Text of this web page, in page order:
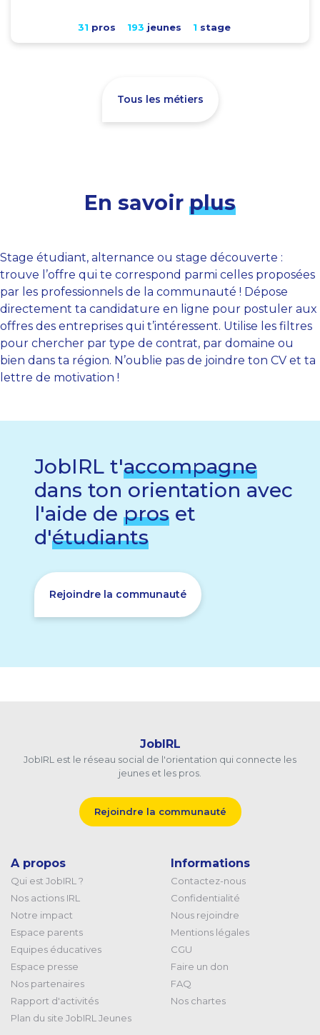
31 pros 193 jeunes 1 stage
Tous les métiers
En savoir plus
Stage étudiant, alternance ou stage découverte :
trouve l’offre qui te correspond parmi celles proposées
par les professionnels de la communauté ! Dépose
directement ta candidature en ligne pour postuler aux
offres des entreprises qui t’intéressent. Utilise les filtres
pour chercher par type de contrat, par domaine ou
bien dans ta région. N’oublie pas de joindre ton CV et ta
lettre de motivation !
JobIRL t'accompagne
dans ton orientation avec
l'aide de pros et
d'étudiants
Rejoindre la communauté
JobIRL
JobIRL est le réseau social de l'orientation qui connecte les
jeunes et les pros.
Rejoindre la communauté
A propos
Qui est JobIRL ?
Nos actions IRL
Notre impact
Espace parents
Equipes éducatives
Espace presse
Nos partenaires
Rapport d'activités
Plan du site JobIRL Jeunes
Informations
Contactez-nous
Confidentialité
Nous rejoindre
Mentions légales
CGU
Faire un don
FAQ
Nos chartes